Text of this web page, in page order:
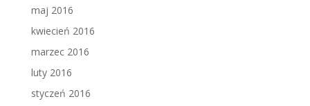
maj 2016
kwiecień 2016
marzec 2016
luty 2016
styczeń 2016